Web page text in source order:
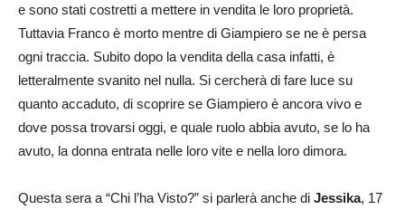
e sono stati costretti a mettere in vendita le loro proprietà.
Tuttavia Franco è morto mentre di Giampiero se ne è persa
ogni traccia. Subito dopo la vendita della casa infatti, è
letteralmente svanito nel nulla. Si cercherà di fare luce su
quanto accaduto, di scoprire se Giampiero è ancora vivo e
dove possa trovarsi oggi, e quale ruolo abbia avuto, se lo ha
avuto, la donna entrata nelle loro vite e nella loro dimora.
Questa sera a “Chi l’ha Visto?” si parlerà anche di Jessika, 17